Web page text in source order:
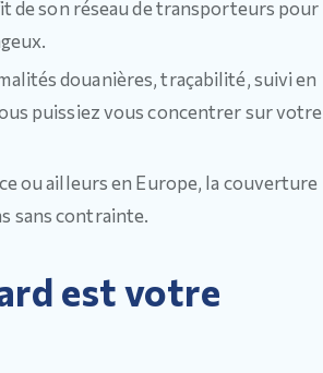
de son réseau de transporteurs pour
douanières, traçabilité, suivi en
puissiez vous concentrer sur votre
ou ailleurs en Europe, la couverture
sans contrainte.
est votre